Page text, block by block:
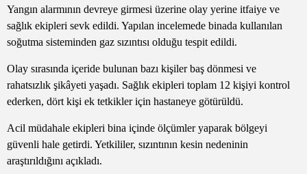
Yangın alarmının devreye girmesi üzerine olay yerine itfaiye ve
sağlık ekipleri sevk edildi. Yapılan incelemede binada kullanılan
soğutma sisteminden gaz sızıntısı olduğu tespit edildi.
Olay sırasında içeride bulunan bazı kişiler baş dönmesi ve
rahatsızlık şikâyeti yaşadı. Sağlık ekipleri toplam 12 kişiyi kontrol
ederken, dört kişi ek tetkikler için hastaneye götürüldü.
Acil müdahale ekipleri bina içinde ölçümler yaparak bölgeyi
güvenli hale getirdi. Yetkililer, sızıntının kesin nedeninin
araştırıldığını açıkladı.